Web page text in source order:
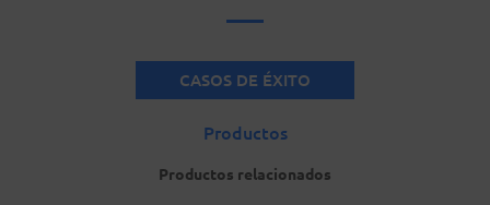
CASOS DE ÉXITO
Productos
Productos relacionados